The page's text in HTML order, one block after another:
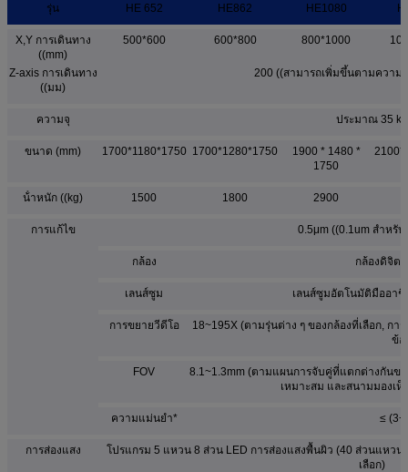
รุ่น HE 652 HE862 HE1080
X,Y การเดินทาง
((mm)
500*600 600*800 800*1000
Z-axis การเดินทาง
((มม)
200 ((สามารถเพิ่มขึ้นตามความ
ความจุ ประมาณ 35 kg
ขนาด (mm) 1700*1180*1750 1700*1280*1750
1900 * 1480 *
1750
น้ําหนัก ((kg) 1500 1800 2900
การแก้ไข 0.5μm ((0.1um สําหรับ
กล้อง กล้องดิจิต
เลนส์ซูม เลนส์ซูมอัตโนมัติมืออาชี
การขยายวีดีโอ
18~195X (ตามรุ่นต่าง ๆ ของกล้องที่เลือก, ก
ข้อ
FOV
8.1~1.3mm (ตามแผนการจับคู่ที่แตกต่างกันข
เหมาะสม และสนามมองเ
ความแม่นยํา* ≤
การส่องแสง
โปรแกรม 5 แหวน 8 ส่วน LED การส่องแสงพื้นผิว (40 ส่วนแหว
เลือก)